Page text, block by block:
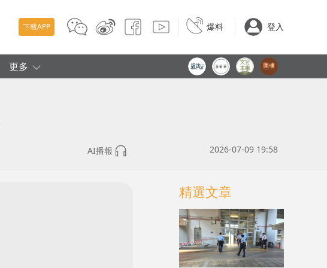
下載APP 爆料 登入
更多
AI播報 2026-07-09 19:58
精選文章